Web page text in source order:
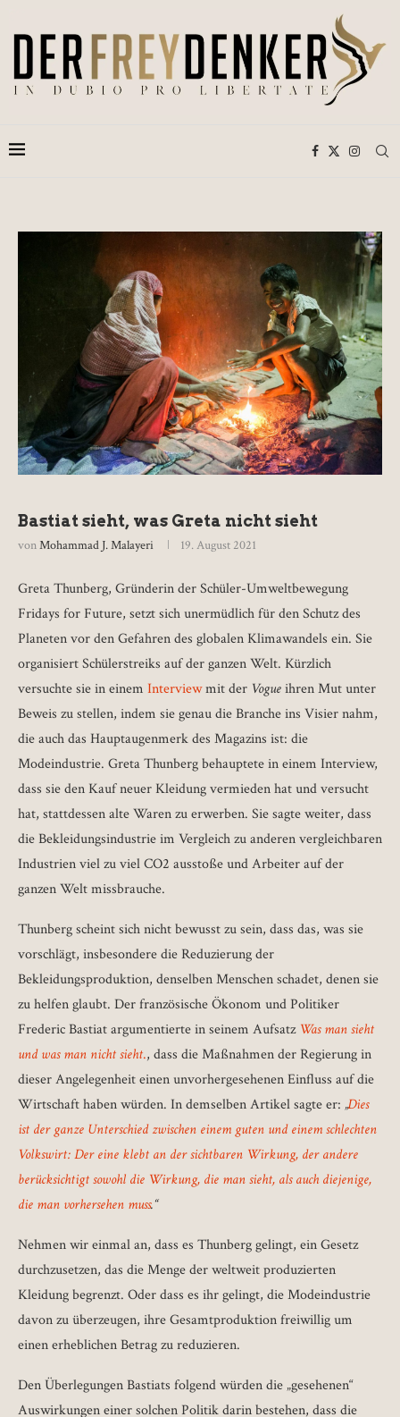
Bastiat sieht, was Greta nicht sieht
vonMohammad J. Malayeri 19. August 2021
Greta Thunberg, Gründerin der Schüler-Umweltbewegung
Fridays for Future, setzt sich unermüdlich für den Schutz des
Planeten vor den Gefahren des globalen Klimawandels ein. Sie
organisiert Schülerstreiks auf der ganzen Welt. Kürzlich
versuchte sie in einem Interviewmit der Vogueihren Mut unter
Beweis zu stellen, indem sie genau die Branche ins Visier nahm,
die auch das Hauptaugenmerk des Magazins ist: die
Modeindustrie. Greta Thunberg behauptete in einem Interview,
dass sie den Kauf neuer Kleidung vermieden hat und versucht
hat, stattdessen alte Waren zu erwerben. Sie sagte weiter, dass
die Bekleidungsindustrie im Vergleich zu anderen vergleichbaren
Industrien viel zu viel CO2 ausstoße und Arbeiter auf der
ganzen Welt missbrauche.
Thunberg scheint sich nicht bewusst zu sein, dass das, was sie
vorschlägt, insbesondere die Reduzierung der
Bekleidungsproduktion, denselben Menschen schadet, denen sie
zu helfen glaubt. Der französische Ökonom und Politiker
Frederic Bastiat argumentierte in seinem Aufsatz Was man sieht
und was man nicht sieht., dass die Maßnahmen der Regierung in
dieser Angelegenheit einen unvorhergesehenen Einfluss auf die
Wirtschaft haben würden. In demselben Artikel sagte er: „Dies
ist der ganze Unterschied zwischen einem guten und einem schlechten
Volkswirt: Der eine klebt an der sichtbaren Wirkung, der andere
berücksichtigt sowohl die Wirkung, die man sieht, als auch diejenige,
die man vorhersehen muss.“
Nehmen wir einmal an, dass es Thunberg gelingt, ein Gesetz
durchzusetzen, das die Menge der weltweit produzierten
Kleidung begrenzt. Oder dass es ihr gelingt, die Modeindustrie
davon zu überzeugen, ihre Gesamtproduktion freiwillig um
einen erheblichen Betrag zu reduzieren.
Den Überlegungen Bastiats folgend würden die „gesehenen“
Auswirkungen einer solchen Politik darin bestehen, dass die